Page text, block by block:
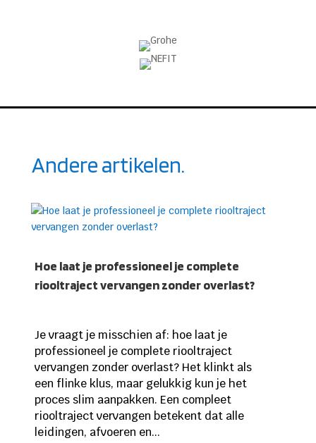
Andere artikelen.
Hoe laat je professioneel je complete
riooltraject vervangen zonder overlast?
Je vraagt je misschien af: hoe laat je
professioneel je complete riooltraject
vervangen zonder overlast? Het klinkt als
een flinke klus, maar gelukkig kun je het
proces slim aanpakken. Een compleet
riooltraject vervangen betekent dat alle
leidingen, afvoeren en...